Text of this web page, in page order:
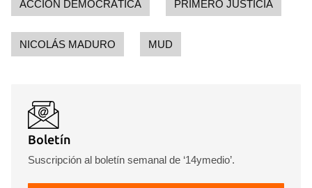
ACCIÓN DEMOCRÁTICA PRIMERO JUSTICIA
NICOLÁS MADURO MUD
Boletín
Suscripción al boletín semanal de ‘14ymedio’.